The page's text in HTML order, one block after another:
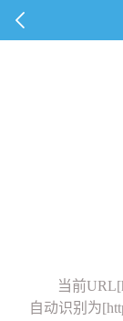
当前
自动识别为